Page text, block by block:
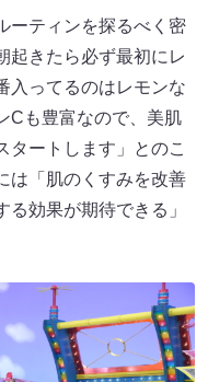
ーティンを探るべく密
起きたら必ず最初にレ
入ってるのはレモンな
Cも豊富なので、美肌
タートします」とのこ
は「肌のくすみを改善
効果が期待できる」